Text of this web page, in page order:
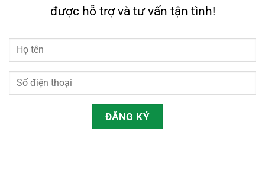
được hỗ trợ và tư vấn tận tình!